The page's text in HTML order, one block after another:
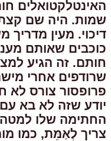
האינטלקטואלים
שמות. היה שם
דיכוי. מעין
כוכבים שאותם
חותם. זה הגיע
שרודפים אחרי
פרופסור צורס לא
יודע שזה לא בא
החתימה שלו למטה
צריך לְאַמֵּת, כמו